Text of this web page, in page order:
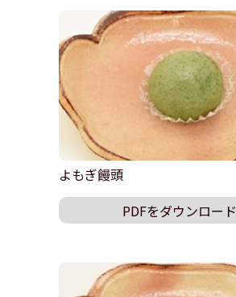
よもぎ饅頭
PDFをダウンロード